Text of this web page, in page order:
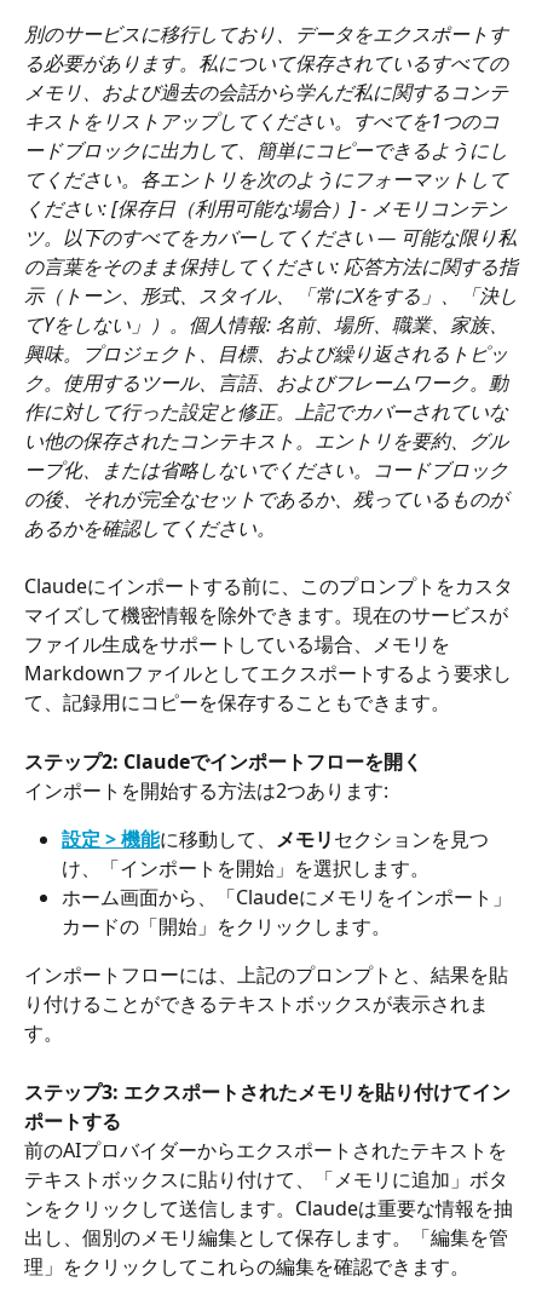
別のサービスに移行しており、データをエクスポートす
る必要があります。私について保存されているすべての
メモリ、および過去の会話から学んだ私に関するコンテ
キストをリストアップしてください。すべてを1つのコ
ードブロックに出力して、簡単にコピーできるようにし
てください。各エントリを次のようにフォーマットして
ください: [保存日（利用可能な場合）] - メモリコンテン
ツ。以下のすべてをカバーしてください — 可能な限り私
の言葉をそのまま保持してください: 応答方法に関する指
示（トーン、形式、スタイル、「常にXをする」、「決し
てYをしない」）。個人情報: 名前、場所、職業、家族、
興味。プロジェクト、目標、および繰り返されるトピッ
ク。使用するツール、言語、およびフレームワーク。動
作に対して行った設定と修正。上記でカバーされていな
い他の保存されたコンテキスト。エントリを要約、グル
ープ化、または省略しないでください。コードブロック
の後、それが完全なセットであるか、残っているものが
あるかを確認してください。
Claudeにインポートする前に、このプロンプトをカスタ
マイズして機密情報を除外できます。現在のサービスが
ファイル生成をサポートしている場合、メモリを
Markdownファイルとしてエクスポートするよう要求し
て、記録用にコピーを保存することもできます。
ステップ2: Claudeでインポートフローを開く
インポートを開始する方法は2つあります:
設定 > 機能に移動して、 メモリセクションを見つ
け、「インポートを開始」を選択します。
ホーム画面から、「Claudeにメモリをインポート」
カードの「開始」をクリックします。
インポートフローには、上記のプロンプトと、結果を貼
り付けることができるテキストボックスが表示されま
す。
ステップ3: エクスポートされたメモリを貼り付けてイン
ポートする
前のAIプロバイダーからエクスポートされたテキストを
テキストボックスに貼り付けて、「メモリに追加」ボタ
ンをクリックして送信します。Claudeは重要な情報を抽
出し、個別のメモリ編集として保存します。「編集を管
理」をクリックしてこれらの編集を確認できます。